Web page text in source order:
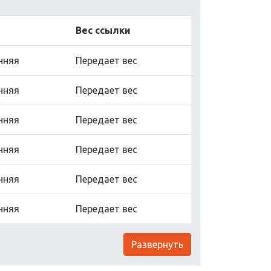
Вес ссылки
Передает вес
Передает вес
Передает вес
Передает вес
Передает вес
Передает вес
Развернуть